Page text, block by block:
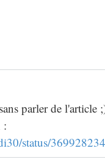
parler de l'article
:
status/